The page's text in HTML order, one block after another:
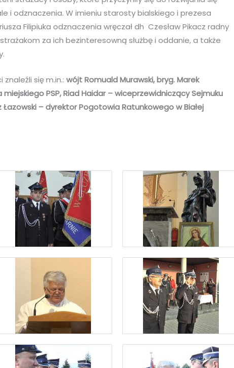
i odznaczenia. W imieniu starosty bialskiego i prezesa
Filipiuka odznaczenia wręczał dh Czesław Pikacz radny
za ich bezinteresowną służbę i oddanie, a także
znaleźli się m.in.:wójt Romuald Murawski, bryg. Marek
PSP, Riad Haidar – wiceprzewidniczący Sejmuku
– dyrektor Pogotowia Ratunkowego w Białej